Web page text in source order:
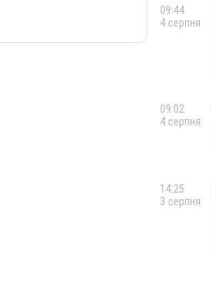
09:44
4 серпня
09:02
4 серпня
14:25
3 серпня